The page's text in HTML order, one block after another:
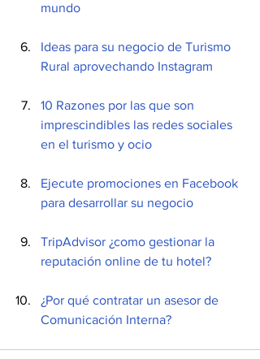
mundo
Ideas para su negocio de Turismo
Rural aprovechando Instagram
10 Razones por las que son
imprescindibles las redes sociales
en el turismo y ocio
Ejecute promociones en Facebook
para desarrollar su negocio
TripAdvisor ¿como gestionar la
reputación online de tu hotel?
¿Por qué contratar un asesor de
Comunicación Interna?